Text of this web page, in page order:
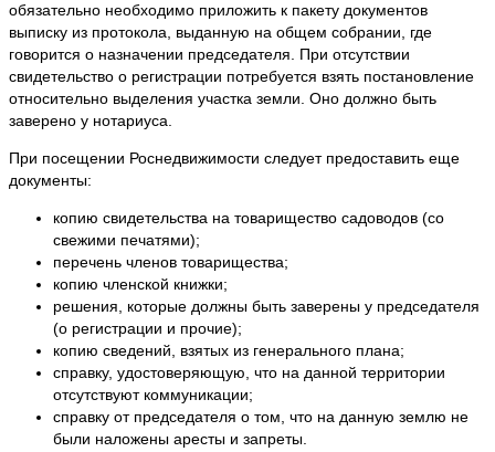
обязательно необходимо приложить к пакету документов
выписку из протокола, выданную на общем собрании, где
говорится о назначении председателя. При отсутствии
свидетельство о регистрации потребуется взять постановление
относительно выделения участка земли. Оно должно быть
заверено у нотариуса.
При посещении Роснедвижимости следует предоставить еще
документы:
копию свидетельства на товарищество садоводов (со
свежими печатями);
перечень членов товарищества;
копию членской книжки;
решения, которые должны быть заверены у председателя
(о регистрации и прочие);
копию сведений, взятых из генерального плана;
справку, удостоверяющую, что на данной территории
отсутствуют коммуникации;
справку от председателя о том, что на данную землю не
были наложены аресты и запреты.